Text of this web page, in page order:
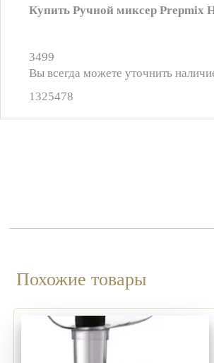
Купить Ручной миксер Prepmix
3499
Вы всегда можете уточнить
1325478
Похожие товары